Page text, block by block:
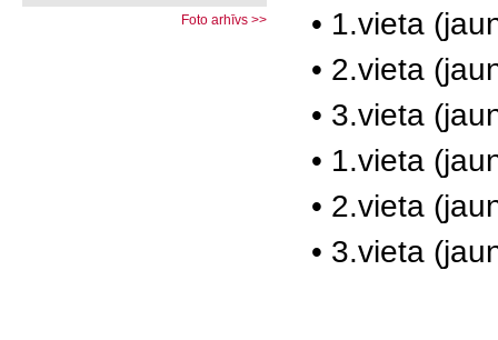
Foto arhīvs >>
• 1.vieta
• 2.vieta
• 3.vieta
• 1.vieta
• 2.vieta
• 3.vieta